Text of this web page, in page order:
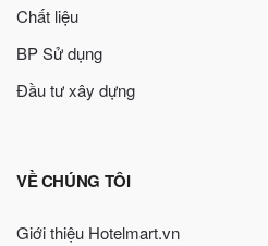
Chất liệu
BP Sử dụng
Đầu tư xây dựng
VỀ CHÚNG TÔI
Giới thiệu Hotelmart.vn